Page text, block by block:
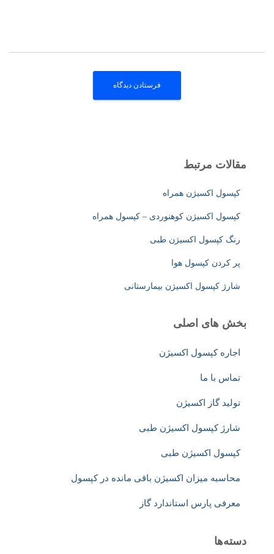
مقالات مرتبط
کپسول اکسیژن همراه
کپسول اکسیژن کوهنوردی – کپسول همراه
رنگ کپسول اکسیژن طبی
پر کردن کپسول هوا
شارژ کپسول اکسیژن بیمارستانی
بخش های اصلی
اجاره کپسول اکسیژن
تماس با ما
تولید گاز اکسیژن
شارژ کپسول اکسیژن طبی
کپسول اکسیژن طبی
محاسبه میزان اکسیژن باقی مانده در کپسول
معرفی پارس استاندارد گاز
دسته‌ها